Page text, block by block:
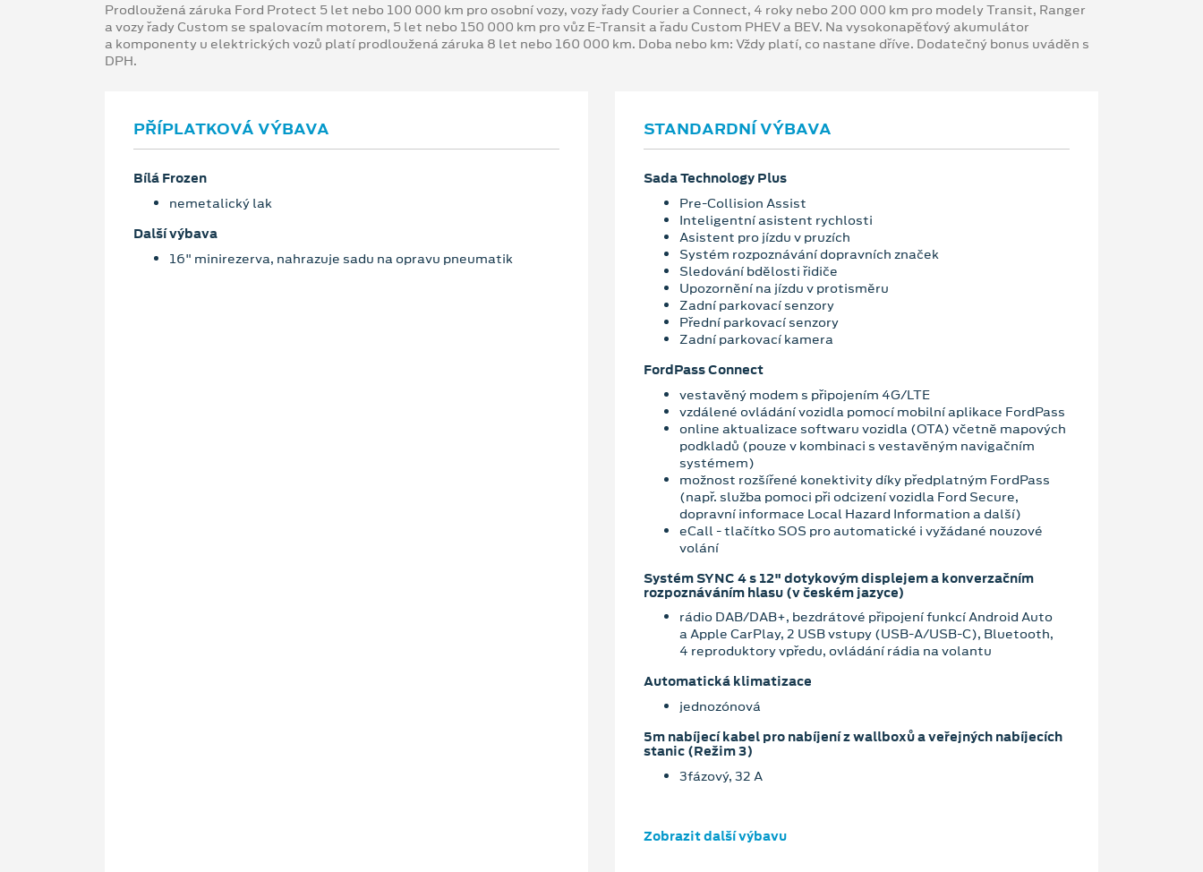
Prodloužená záruka Ford Protect 5 let nebo 100 000 km pro osobní vozy, vozy řady Courier a Connect, 4 roky nebo 200 000 km pro modely Transit, Ranger
a vozy řady Custom se spalovacím motorem, 5 let nebo 150 000 km pro vůz E-Transit a řadu Custom PHEV a BEV. Na vysokonapěťový akumulátor
a komponenty u elektrických vozů platí prodloužená záruka 8 let nebo 160 000 km. Doba nebo km: Vždy platí, co nastane dříve. Dodatečný bonus uváděn s
DPH.
PŘÍPLATKOVÁ VÝBAVA
Bílá Frozen
nemetalický lak
Další výbava
16" minirezerva, nahrazuje sadu na opravu pneumatik
STANDARDNÍ VÝBAVA
Sada Technology Plus
Pre-Collision Assist
Inteligentní asistent rychlosti
Asistent pro jízdu v pruzích
Systém rozpoznávání dopravních značek
Sledování bdělosti řidiče
Upozornění na jízdu v protisměru
Zadní parkovací senzory
Přední parkovací senzory
Zadní parkovací kamera
FordPass Connect
vestavěný modem s připojením 4G/LTE
vzdálené ovládání vozidla pomocí mobilní aplikace FordPass
online aktualizace softwaru vozidla (OTA) včetně mapových
podkladů (pouze v kombinaci s vestavěným navigačním
systémem)
možnost rozšířené konektivity díky předplatným FordPass
(např. služba pomoci při odcizení vozidla Ford Secure,
dopravní informace Local Hazard Information a další)
eCall - tlačítko SOS pro automatické i vyžádané nouzové
volání
Systém SYNC 4 s 12" dotykovým displejem a konverzačním
rozpoznáváním hlasu (v českém jazyce)
rádio DAB/DAB+, bezdrátové připojení funkcí Android Auto
a Apple CarPlay, 2 USB vstupy (USB-A/USB-C), Bluetooth,
4 reproduktory vpředu, ovládání rádia na volantu
Automatická klimatizace
jednozónová
5m nabíjecí kabel pro nabíjení z wallboxů a veřejných nabíjecích
stanic (Režim 3)
3fázový, 32 A
Zobrazit další výbavu